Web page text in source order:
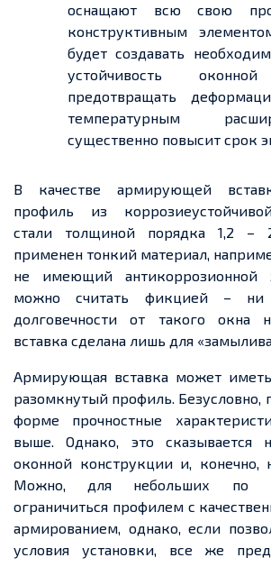
оснащают всю свою
конструктивным
будет создавать
устойчивость
предотвращать
температурным
существенно повысит срок
В качестве армирующей
профиль из
стали толщиной порядка 1,2 –
применен тонкий материал,
не имеющий антикоррозионной
можно считать фикцией – ни
долговечности от такого окна
вставка сделана лишь для «
Армирующая вставка может
разомкнутый профиль. Безусловно,
форме прочностные
выше. Однако, это сказывается
оконной конструкции и, конечно,
Можно, для небольших по
ограничиться профилем с
армированием, однако, если
условия установки, все же